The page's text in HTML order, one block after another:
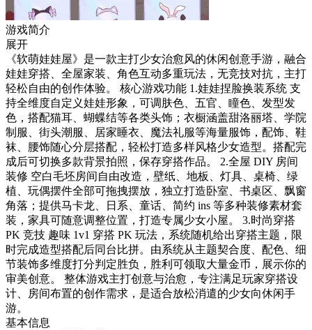
游戏简介
展开
《软萌娃娃屋》是一款主打少女治愈风的休闲创意手游，融合
娃娃穿搭、全屋家装、角色互动多重玩法，无竞技对抗，主打
轻松自由的创作体验。 核心游戏功能 1.娃娃捏脸换装系统 支
持全维度自定义娃娃形象，可调肤色、五官、瞳色、发型发
色，搭配猫耳、蝴蝶结等各类头饰；衣橱涵盖甜洛丽塔、学院
制服、街头潮服、居家睡衣、魔法礼服等海量服饰，配饰、鞋
袜、腰饰随心分层搭配，轻松打造多样风格少女造型。搭配完
成后可切换多款背景拍照，保存穿搭作品。 2.全屋 DIY 房间
装修 空白毛坯房间自由改造，壁纸、地板、灯具、桌椅、绿
植、玩偶摆件全部可拖拽摆放，独立打造卧室、书桌区、飘窗
角落；提供马卡龙、日系、童话、简约 ins 等多种装修素材套
装，家具可随意调整位置，打造专属少女小屋。 3.时尚穿搭
PK 竞技 趣味 1v1 穿搭 PK 玩法，系统随机给出穿搭主题，限
时完成造型搭配后同台比拼。由系统从主题契合度、配色、细
节装饰多维度打分判定胜负，胜利可领取大量金币，展示你的
审美创意。 整体游戏主打创意与治愈，专注满足玩家穿搭设
计、房间布置的创作需求，是适合放松消遣的少女向休闲手
游。
基本信息